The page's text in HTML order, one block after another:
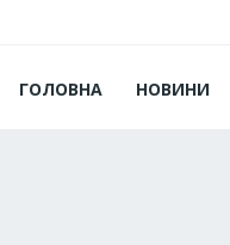
ГОЛОВНА НОВИНИ